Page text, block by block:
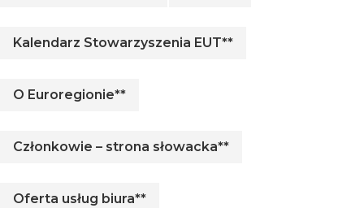
Kalendarz Stowarzyszenia EUT**
O Euroregionie**
Członkowie – strona słowacka**
Oferta usług biura**